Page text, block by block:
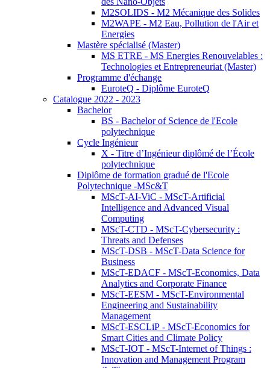
M2SOLIDS - M2 Mécanique des Solides
M2WAPE - M2 Eau, Pollution de l'Air et
Energies
Mastère spécialisé (Master)
MS ETRE - MS Energies Renouvelables :
Technologies et Entrepreneuriat (Master)
Programme d'échange
EuroteQ - Diplôme EuroteQ
Catalogue 2022 - 2023
Bachelor
BS - Bachelor of Science de l'Ecole
polytechnique
Cycle Ingénieur
X - Titre d’Ingénieur diplômé de l’École
polytechnique
Diplôme de formation gradué de l'Ecole
Polytechnique -MSc&T
MScT-AI-ViC - MScT-Artificial
Intelligence and Advanced Visual
Computing
MScT-CTD - MScT-Cybersecurity :
Threats and Defenses
MScT-DSB - MScT-Data Science for
Business
MScT-EDACF - MScT-Economics, Data
Analytics and Corporate Finance
MScT-EESM - MScT-Environmental
Engineering and Sustainability
Management
MScT-ESCLiP - MScT-Economics for
Smart Cities and Climate Policy
MScT-IOT - MScT-Internet of Things :
Innovation and Management Program